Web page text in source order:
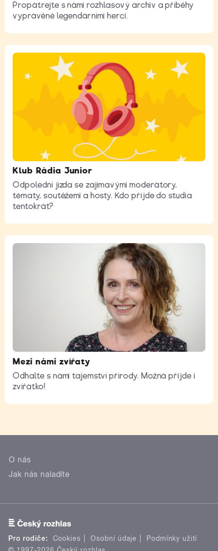
Propátrejte s námi rozhlasový archiv a příběhy
vyprávěné legendárními herci.
Klub Rádia Junior
Odpolední jízda se zajímavými moderátory,
tématy, soutěžemi a hosty. Kdo přijde do studia
tentokrát?
Mezi námi zvířaty
Odhalte s námi tajemství přírody. Možná přijde i
zvířátko!
O nás
Jak nás naladíte
Pro rodiče: Cookies Osobní údaje
Podmínky užití